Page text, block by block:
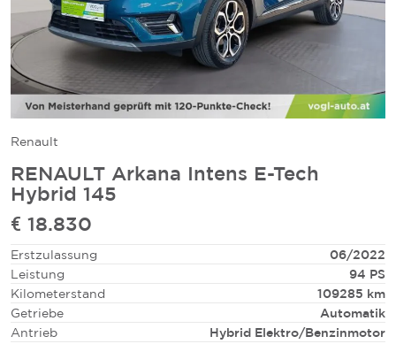
Renault
RENAULT Arkana Intens E-Tech
Hybrid 145
€ 18.830
Erstzulassung
06/2022
Leistung
94 PS
Kilometerstand
109285 km
Getriebe
Automatik
Antrieb
Hybrid Elektro/Benzinmotor